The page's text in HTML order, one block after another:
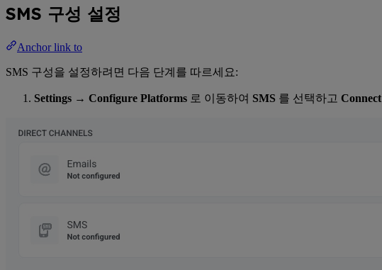
SMS 구성 설정
Anchor link to
SMS 구성을 설정하려면 다음 단계를 따르세요:
Settings → Configure Platforms 로 이동하여 SMS 를 선택하고 Connect